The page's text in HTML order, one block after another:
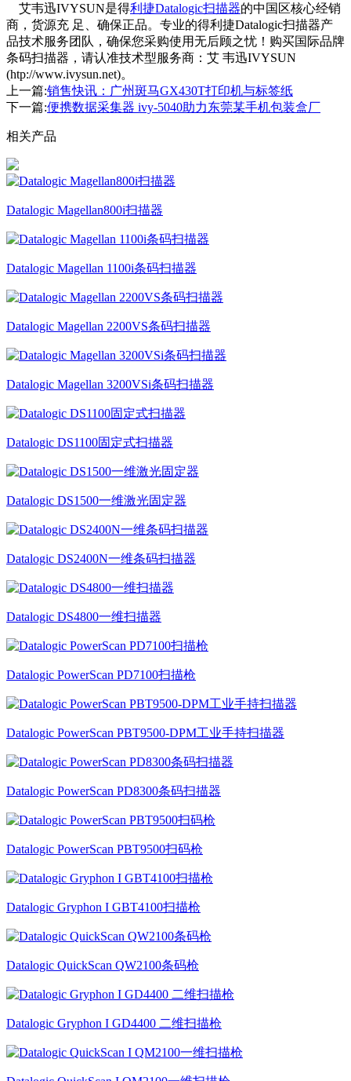
艾韦迅IVYSUN是得利捷Datalogic扫描器的中国区核心经销
商，货源充 足、确保正品。专业的得利捷Datalogic扫描器产
品技术服务团队，确保您采购使用无后顾之忧！购买国际品牌
条码扫描器，请认准技术型服务商：艾 韦迅IVYSUN
(htp://www.ivysun.net)。
上一篇:销售快讯：广州斑马GX430T打印机与标签纸
下一篇:便携数据采集器 ivy-5040助力东莞某手机包装盒厂
相关产品
Datalogic Magellan800i扫描器
Datalogic Magellan 1100i条码扫描器
Datalogic Magellan 2200VS条码扫描器
Datalogic Magellan 3200VSi条码扫描器
Datalogic DS1100固定式扫描器
Datalogic DS1500一维激光固定器
Datalogic DS2400N一维条码扫描器
Datalogic DS4800一维扫描器
Datalogic PowerScan PD7100扫描枪
Datalogic PowerScan PBT9500-DPM工业手持扫描器
Datalogic PowerScan PD8300条码扫描器
Datalogic PowerScan PBT9500扫码枪
Datalogic Gryphon I GBT4100扫描枪
Datalogic QuickScan QW2100条码枪
Datalogic Gryphon I GD4400 二维扫描枪